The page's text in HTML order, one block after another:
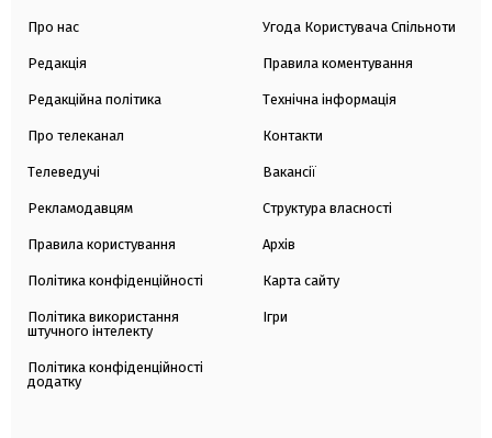
Про нас
Редакція
Редакційна політика
Про телеканал
Телеведучі
Рекламодавцям
Правила користування
Політика конфіденційності
Політика використання
штучного інтелекту
Політика конфіденційності
додатку
Угода Користувача Спільноти
Правила коментування
Технічна інформація
Контакти
Вакансії
Структура власності
Архів
Карта сайту
Ігри